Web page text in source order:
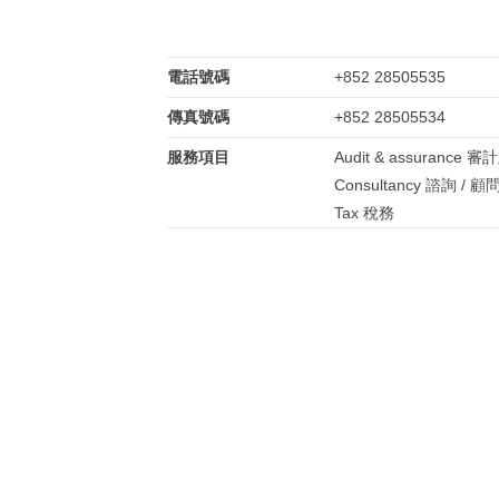
電話號碼 +852 28505535
傳真號碼 +852 28505534
服務項目
Audit & assurance 審
Consultancy 諮詢 / 顧問
Tax 稅務